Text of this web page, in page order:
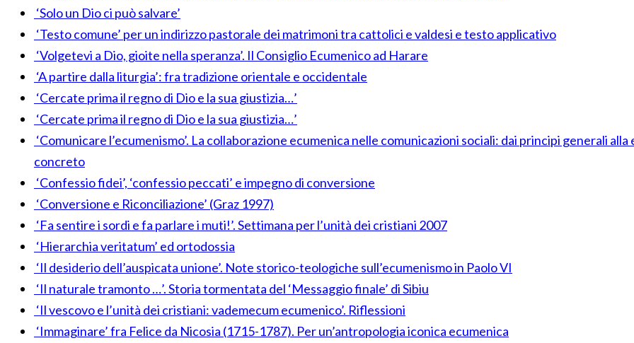
‘Solo un Dio ci può salvare’
‘Testo comune’ per un indirizzo pastorale dei matrimoni tra cattolici e valdesi e testo applicativo
‘Volgetevi a Dio, gioite nella speranza’. Il Consiglio Ecumenico ad Harare
‘A partire dalla liturgia’: fra tradizione orientale e occidentale
‘Cercate prima il regno di Dio e la sua giustizia…’
‘Cercate prima il regno di Dio e la sua giustizia…’
‘Comunicare l’ecumenismo’. La collaborazione ecumenica nelle comunicazioni sociali: dai principi generali
concreto
‘Confessio fidei’, ‘confessio peccati’ e impegno di conversione
‘Conversione e Riconciliazione’ (Graz 1997)
‘Fa sentire i sordi e fa parlare i muti!’. Settimana per l’unità dei cristiani 2007
‘Hierarchia veritatum’ ed ortodossia
‘Il desiderio dell’auspicata unione’. Note storico-teologiche sull’ecumenismo in Paolo VI
‘Il naturale tramonto …’. Storia tormentata del ‘Messaggio finale’ di Sibiu
‘Il vescovo e l’unità dei cristiani: vademecum ecumenico’. Riflessioni
‘Immaginare’ fra Felice da Nicosia (1715-1787). Per un’antropologia iconica ecumenica